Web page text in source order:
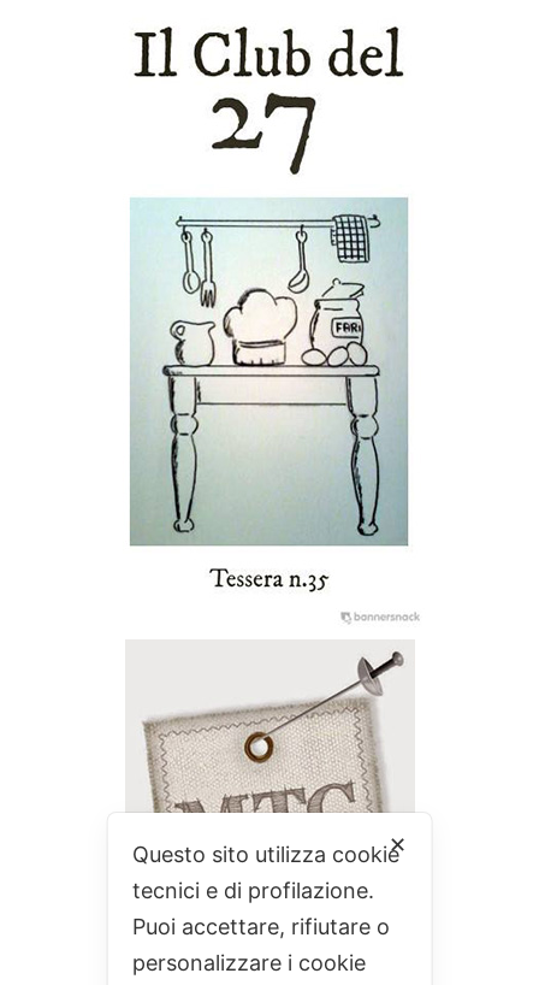
✕
Questo sito utilizza cookie
tecnici e di profilazione.
Puoi accettare, rifiutare o
personalizzare i cookie